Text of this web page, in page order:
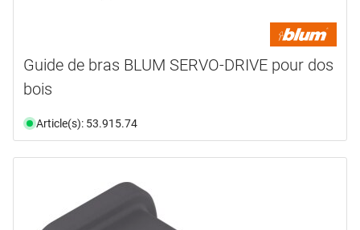
Guide de bras BLUM SERVO-DRIVE pour dos
bois
Article(s): 53.915.74